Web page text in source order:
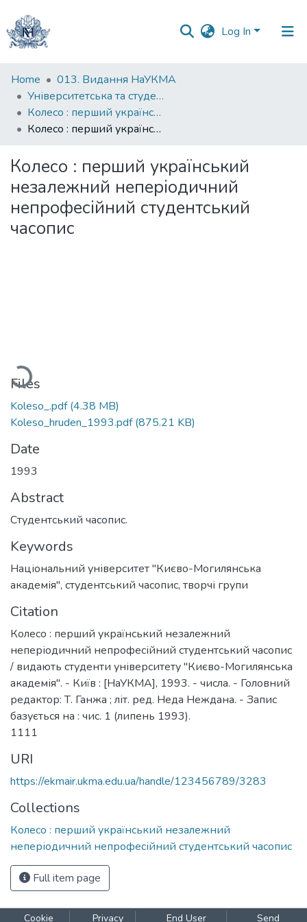
Log In
Communities
&
Collections
All of DSpace
Statistics
Home
013. Видання НаУКМА
Університетська та студентська періодика
Колесо : перший український незалежний неперіодичний непрофесійний студентський часопис
Колесо : перший український незалежний неперіодичний непрофесійний студентський часопис
Колесо : перший український
незалежний неперіодичний
непрофесійний студентський
часопис
Loading...
Files
Koleso_.pdf(4.38 MB)
Koleso_hruden_1993.pdf(875.21 KB)
Date
1993
Abstract
Студентський часопис.
Keywords
Національний університет "Києво-Могилянська
академія", студентський часопис, творчі групи
Citation
Колесо : перший український незалежний
неперіодичний непрофесійний студентський часопис
/ видають студенти університету "Києво-Могилянська
академія". - Київ : [НаУКМА], 1993. - числа. - Головний
редактор: Т. Ганжа ; літ. ред. Неда Неждана. - Запис
базується на : чис. 1 (липень 1993).
1111
URI
https://ekmair.ukma.edu.ua/handle/123456789/3283
Collections
Колесо : перший український незалежний
неперіодичний непрофесійний студентський часопис
Full item page
Cookie Privacy End User Send